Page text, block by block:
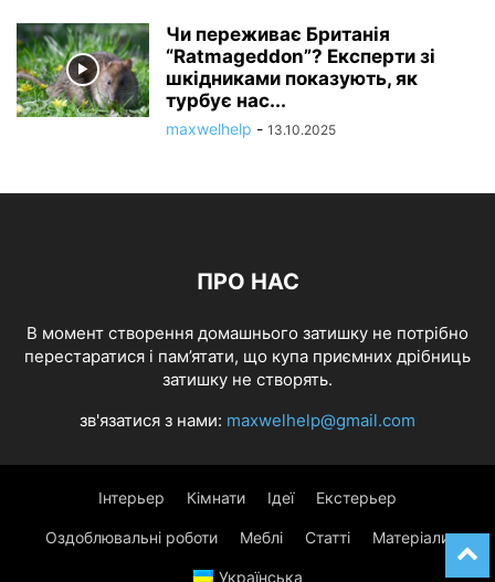
Чи переживає Британія
“Ratmageddon”? Експерти зі
шкідниками показують, як
турбує нас...
maxwelhelp - 13.10.2025
ПРО НАС
В момент створення домашнього затишку не потрібно
перестаратися і пам’ятати, що купа приємних дрібниць
затишку не створять.
зв'язатися з нами: maxwelhelp@gmail.com
Інтерьер Кімнати Ідеї Екстерьер
Оздоблювальні роботи Меблі Статті Матеріали
Українська